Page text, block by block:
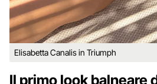
Elisabetta Canalis in Triumph
Il primo look balneare